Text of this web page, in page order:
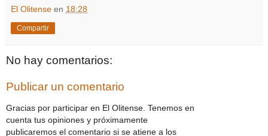
El Olitense en 18:28
Compartir
No hay comentarios:
Publicar un comentario
Gracias por participar en El Olitense. Tenemos en
cuenta tus opiniones y próximamente
publicaremos el comentario si se atiene a los